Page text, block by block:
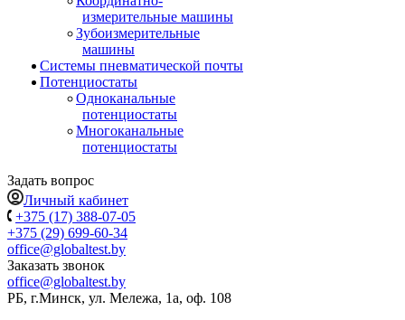
измерительные машины
Зубоизмерительные
машины
Системы пневматической почты
Потенциостаты
Одноканальные
потенциостаты
Многоканальные
потенциостаты
Задать вопрос
Личный кабинет
+375 (17) 388-07-05
+375 (29) 699-60-34
office@globaltest.by
Заказать звонок
office@globaltest.by
РБ, г.Минск, ул. Мележа, 1а, оф. 108